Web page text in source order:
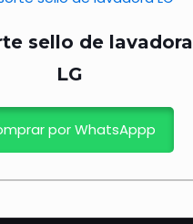
sello de lavadora
LG
por WhatsAppp